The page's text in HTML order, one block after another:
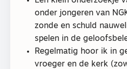
onder jongeren van
zonde en schuld
spelen in de
Regelmatig hoor ik in
vroeger en de kerk